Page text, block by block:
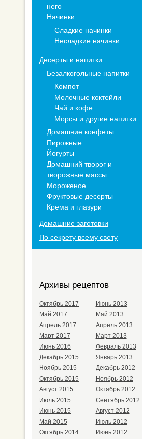
него
Начинки
Сладкие начинки
Несладкие начинки
Десерты и напитки
Безалкогольные напитки
Компот
Молочные коктейли
Чай и кофе
Морсы и другие напитки
Домашние конфеты
Пирожные
Йогурты
Домашний творог и
творожные массы
Мороженое
Фруктовые десерты
Крема и глазури
Домашние заготовки
По секрету всему свету
Архивы рецептов
Октябрь 2017
Май 2017
Апрель 2017
Март 2017
Июнь 2016
Декабрь 2015
Ноябрь 2015
Октябрь 2015
Август 2015
Июль 2015
Июнь 2015
Май 2015
Октябрь 2014
Июнь 2013
Май 2013
Апрель 2013
Март 2013
Февраль 2013
Январь 2013
Декабрь 2012
Ноябрь 2012
Октябрь 2012
Сентябрь 2012
Август 2012
Июль 2012
Июнь 2012